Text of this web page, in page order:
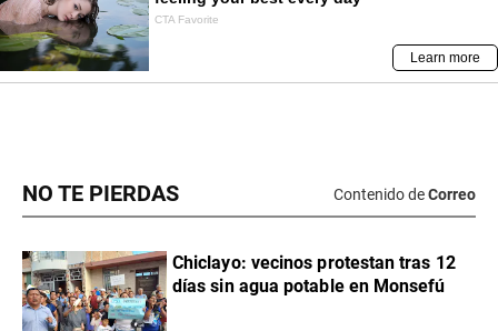
NO TE PIERDAS Contenido deCorreo
Chiclayo: vecinos protestan tras 12
días sin agua potable en Monsefú